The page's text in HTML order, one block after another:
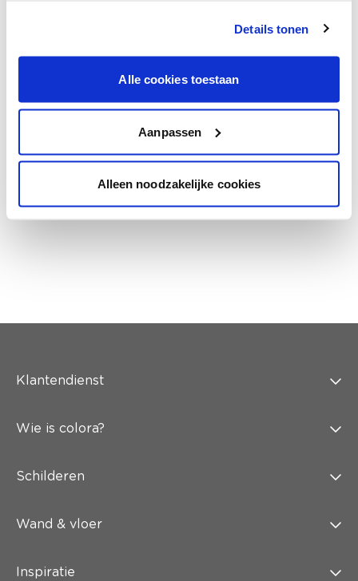
Details tonen
Alle cookies toestaan
Aanpassen
Alleen noodzakelijke cookies
Krijg kleuradvies op basis van de lichtinval
en je meubels.
Krijg ineens een technologische check-up
Klantendienst
Wie is colora?
Schilderen
Wand & vloer
Inspiratie